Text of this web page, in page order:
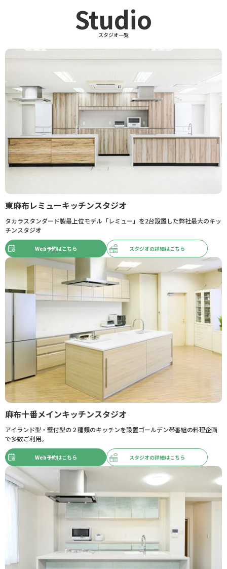
Studio
スタジオ一覧
東麻布レミューキッチンスタジオ
タカラスタンダード製最上位モデル「レミュー」を2台設置した弊社最大のキッ
チンスタジオ
Web予約はこちら スタジオの詳細はこちら
麻布十番メインキッチンスタジオ
アイランド型・壁付型の２種類のキッチンを設置ゴールデン帯番組の料理企画
で多数ご利用。
Web予約はこちら スタジオの詳細はこちら